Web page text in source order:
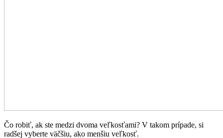
Čo robiť, ak ste medzi dvoma veľkosťami? V takom prípade, si
radšej vyberte väčšiu, ako menšiu veľkosť.